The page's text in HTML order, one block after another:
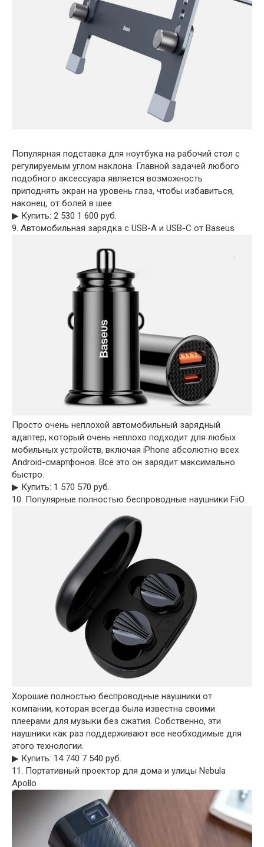
Популярная подставка для ноутбука на рабочий стол с
регулируемым углом наклона. Главной задачей любого
подобного аксессуара является возможность
приподнять экран на уровень глаз, чтобы избавиться,
наконец, от болей в шее.
▶︎ Купить: 2 530 1 600 руб.
9. Автомобильная зарядка с USB-A и USB-C от Baseus
Просто очень неплохой автомобильный зарядный
адаптер, который очень неплохо подходит для любых
мобильных устройств, включая iPhone абсолютно всех
Android-смартфонов. Всё это он зарядит максимально
быстро.
▶︎ Купить: 1 570 570 руб.
10. Популярные полностью беспроводные наушники FiiO
Хорошие полностью беспроводные наушники от
компании, которая всегда была известна своими
плеерами для музыки без сжатия. Собственно, эти
наушники как раз поддерживают все необходимые для
этого технологии.
▶︎ Купить: 14 740 7 540 руб.
11. Портативный проектор для дома и улицы Nebula
Apollo